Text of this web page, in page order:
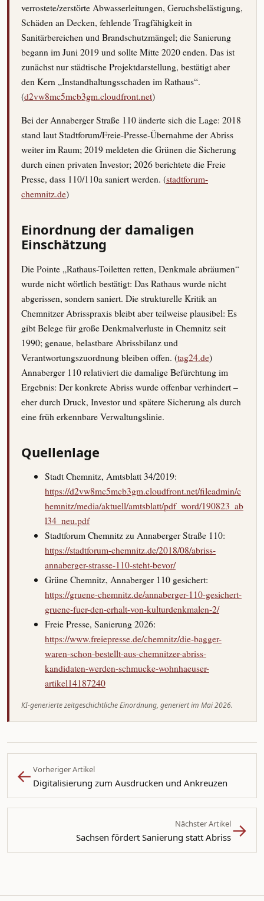
verrostete/zerstörte Abwasserleitungen, Geruchsbelästigung,
Schäden an Decken, fehlende Tragfähigkeit in
Sanitärbereichen und Brandschutzmängel; die Sanierung
begann im Juni 2019 und sollte Mitte 2020 enden. Das ist
zunächst nur städtische Projektdarstellung, bestätigt aber
den Kern „Instandhaltungsschaden im Rathaus“.
(d2vw8mc5mcb3gm.cloudfront.net)
Bei der Annaberger Straße 110 änderte sich die Lage: 2018
stand laut Stadtforum/Freie-Presse-Übernahme der Abriss
weiter im Raum; 2019 meldeten die Grünen die Sicherung
durch einen privaten Investor; 2026 berichtete die Freie
Presse, dass 110/110a saniert werden. (stadtforum-
chemnitz.de)
Einordnung der damaligen
Einschätzung
Die Pointe „Rathaus-Toiletten retten, Denkmale abräumen“
wurde nicht wörtlich bestätigt: Das Rathaus wurde nicht
abgerissen, sondern saniert. Die strukturelle Kritik an
Chemnitzer Abrisspraxis bleibt aber teilweise plausibel: Es
gibt Belege für große Denkmalverluste in Chemnitz seit
1990; genaue, belastbare Abrissbilanz und
Verantwortungszuordnung bleiben offen. (tag24.de)
Annaberger 110 relativiert die damalige Befürchtung im
Ergebnis: Der konkrete Abriss wurde offenbar verhindert –
eher durch Druck, Investor und spätere Sicherung als durch
eine früh erkennbare Verwaltungslinie.
Quellenlage
Stadt Chemnitz, Amtsblatt 34/2019:
https://d2vw8mc5mcb3gm.cloudfront.net/fileadmin/c
hemnitz/media/aktuell/amtsblatt/pdf_word/190823_ab
l34_neu.pdf
Stadtforum Chemnitz zu Annaberger Straße 110:
https://stadtforum-chemnitz.de/2018/08/abriss-
annaberger-strasse-110-steht-bevor/
Grüne Chemnitz, Annaberger 110 gesichert:
https://gruene-chemnitz.de/annaberger-110-gesichert-
gruene-fuer-den-erhalt-von-kulturdenkmalen-2/
Freie Presse, Sanierung 2026:
https://www.freiepresse.de/chemnitz/die-bagger-
waren-schon-bestellt-aus-chemnitzer-abriss-
kandidaten-werden-schmucke-wohnhaeuser-
artikel14187240
KI-generierte zeitgeschichtliche Einordnung, generiert im Mai 2026.
← Vorheriger Artikel
Digitalisierung zum Ausdrucken und Ankreuzen
Nächster Artikel
Sachsen fördert Sanierung statt Abriss→